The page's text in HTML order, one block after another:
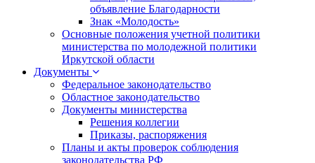
объявление Благодарности
Знак «Молодость»
Основные положения учетной политики
министерства по молодежной политики
Иркутской области
Документы
Федеральное законодательство
Областное законодательство
Документы министерства
Решения коллегии
Приказы, распоряжения
Планы и акты проверок соблюдения
законодательства РФ